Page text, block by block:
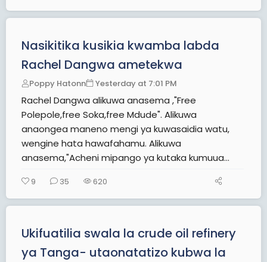
Nasikitika kusikia kwamba labda
Rachel Dangwa ametekwa
Poppy Hatonn Yesterday at 7:01 PM
Rachel Dangwa alikuwa anasema ,"Free
Polepole,free Soka,free Mdude". Alikuwa
anaongea maneno mengi ya kuwasaidia watu,
wengine hata hawafahamu. Alikuwa
anasema,"Acheni mipango ya kutaka kumuua...
9 35 620
Ukifuatilia swala la crude oil refinery
ya Tanga- utaonatatizo kubwa la